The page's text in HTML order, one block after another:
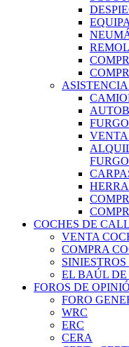
VENTA
COCHES DE
VENTA
COMPRA
EL BAÚL DE
FOROS DE
FORO
WRC
ERC
CERA